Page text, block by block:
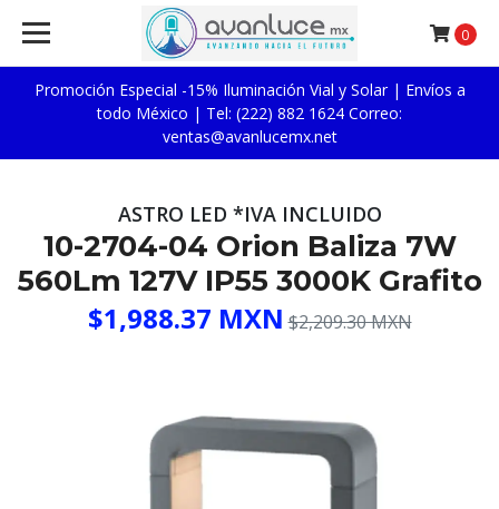
Promoción Especial -15% Iluminación Vial y Solar | Envíos a
todo México | Tel: (222) 882 1624 Correo:
ventas@avanlucemx.net
0
ASTRO LED *IVA INCLUIDO
10-2704-04 Orion Baliza 7W
560Lm 127V IP55 3000K Grafito
$1,988.37 MXN $2,209.30 MXN